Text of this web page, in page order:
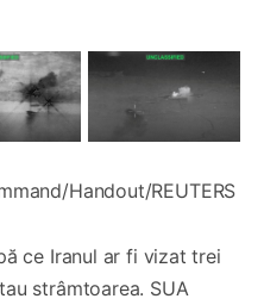
Handout/REUTERS
ce Iranul ar fi vizat trei
strâmtoarea. SUA